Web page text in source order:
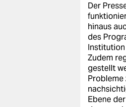
Der
hinaus
des
Zudem
gestellt
Probleme
Ebene